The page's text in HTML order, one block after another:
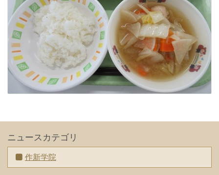
ニュースカテゴリ
作新学院